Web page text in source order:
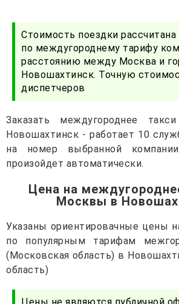
Стоимость поездки рассчитана
по междугороднему тарифу
расстоянию между Москва и
Новошахтинск. Точную
диспетчеров
Заказать междугороднее
Новошахтинск - работает 10
на номер выбранной
произойдет автоматически.
Цена на
Москвы в
Указаны ориентировачные цены
по популярным тарифам
(Московская область) в
область)